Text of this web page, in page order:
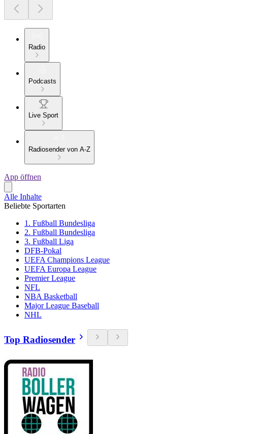
Radio
Podcasts
Live Sport
Radiosender von A-Z
App öffnen
Alle Inhalte
Beliebte Sportarten
1. Fußball Bundesliga
2. Fußball Bundesliga
3. Fußball Liga
DFB-Pokal
UEFA Champions League
UEFA Europa League
Premier League
NFL
NBA Basketball
Major League Baseball
NHL
Top Radiosender